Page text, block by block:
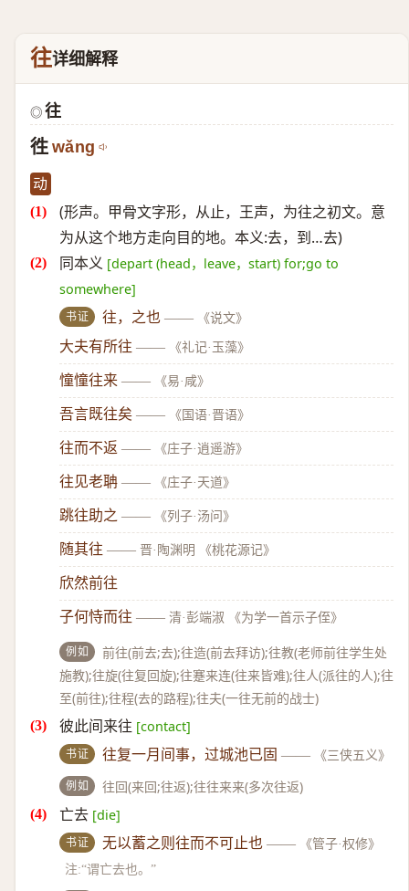
往详细解释
◎ 往
徃 wǎng
动
(形声。甲骨文字形，从止，王声，为往之初文。意
为从这个地方走向目的地。本义:去，到…去)
同本义 [depart (head，leave，start) for;go to
somewhere]
书证 往，之也 —— 《说文》
大夫有所往 —— 《礼记·玉藻》
憧憧往来 —— 《易·咸》
吾言既往矣 —— 《国语·晋语》
往而不返 —— 《庄子·逍遥游》
往见老聃 —— 《庄子·天道》
跳往助之 —— 《列子·汤问》
随其往 —— 晋·陶渊明 《桃花源记》
欣然前往
子何恃而往 —— 清·彭端淑 《为学一首示子侄》
例如
前往(前去;去);往造(前去拜访);往教(老师前往学生处
施教);往旋(往复回旋);往蹇来连(往来皆难);往人(派往的人);往
至(前往);往程(去的路程);往夫(一往无前的战士)
彼此间来往 [contact]
书证 往复一月间事，过城池已固 —— 《三侠五义》
例如 往回(来回;往返);往往来来(多次往返)
亡去 [die]
书证 无以蓄之则往而不可止也 ——
《管子·权修》
注:“谓亡去也。”